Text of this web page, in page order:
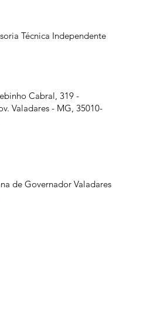
de Governador Valadares
Técnica Independente
Cabral, 319 -
Valadares - MG, 35010-